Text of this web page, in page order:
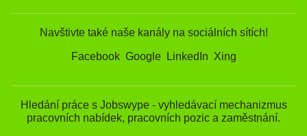
Navštivte také naše kanály na sociálních sítích!
Facebook Google LinkedIn Xing
Hledání práce s Jobswype - vyhledávací mechanizmus
pracovních nabídek, pracovních pozic a zaměstnání.